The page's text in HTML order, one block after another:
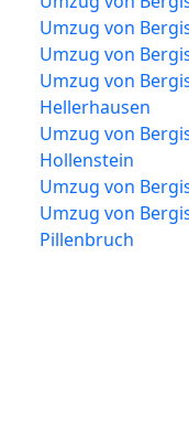
Umzug von
Umzug von
Umzug von
Hellerhausen
Umzug von
Hollenstein
Umzug von
Umzug von
Pillenbruch